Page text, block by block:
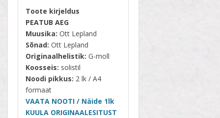
Toote kirjeldus
PEATUB AEG
Muusika: Ott Lepland
Sõnad: Ott Lepland
Originaalhelistik: G-moll
Koosseis: solistil
Noodi pikkus: 2 lk / A4
formaat
VAATA NOOTI / Näide 1lk
KUULA ORIGINAALESITUST